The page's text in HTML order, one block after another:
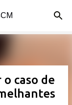
caso de